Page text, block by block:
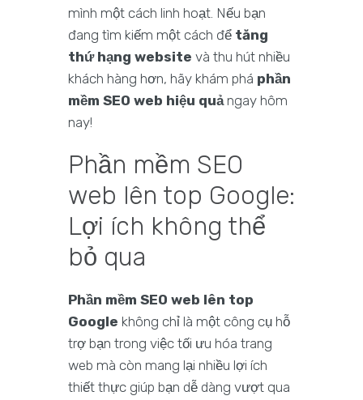
mình một cách linh hoạt. Nếu bạn
đang tìm kiếm một cách để tăng
thứ hạng website và thu hút nhiều
khách hàng hơn, hãy khám phá phần
mềm SEO web hiệu quảngay hôm
nay!
Phần mềm SEO
web lên top Google:
Lợi ích không thể
bỏ qua
Phần mềm SEO web lên top
Google không chỉ là một công cụ hỗ
trợ bạn trong việc tối ưu hóa trang
web mà còn mang lại nhiều lợi ích
thiết thực giúp bạn dễ dàng vượt qua